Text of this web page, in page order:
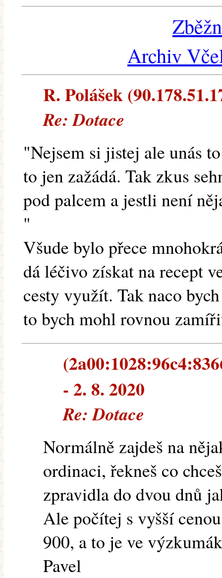
Archiv
R. Polášek
Re: Dotace
"Nejsem si jistej ale unás
to jen zažádá. Tak zkus
pod palcem a jestli není
"
Všude bylo přece
dá léčivo získat na recept
cesty využít. Tak naco
to bych mohl rovnou
- 2. 8. 2020
Re: Dotace
Normálně zajdeš na
ordinaci, řekneš co
zpravidla do dvou dnů
Ale počítej s vyšší
900, a to je ve
Pavel